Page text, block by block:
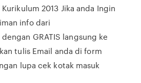
2013 Jika anda Ingin
info dari
GRATIS langsung ke
tulis Email anda di form
lupa cek kotak masuk